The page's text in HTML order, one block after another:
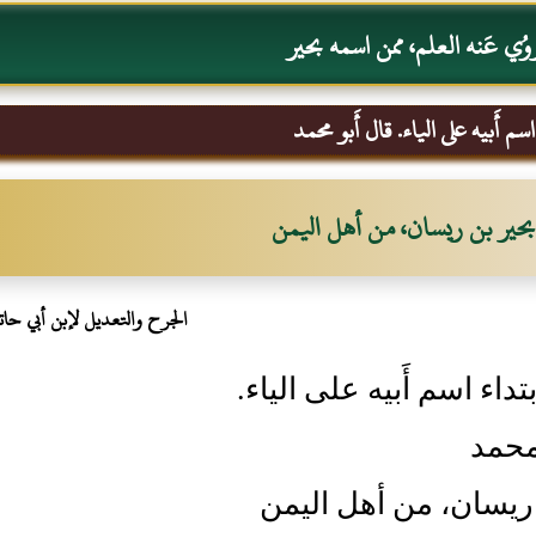
عَنه العلم، ممن اسمه بحير
أَبيه على الياء. قال أَبو محمد
بحير بن ريسان، من أهل اليمن
الجرح والتعديل لإبن أبي
اسم أَبيه على الياء.
من أهل اليمن